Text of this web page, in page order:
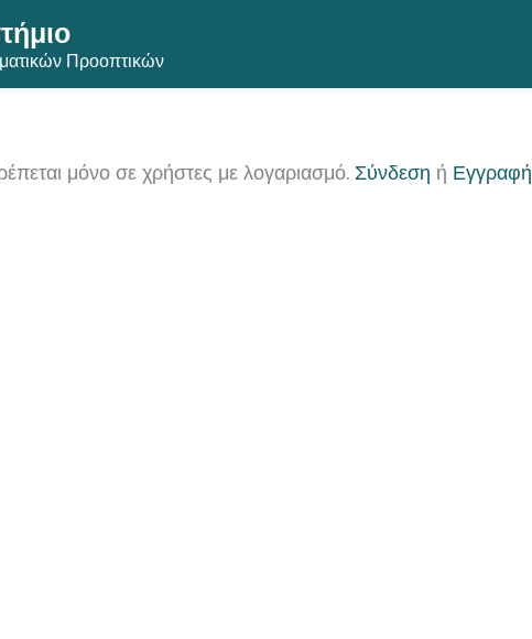
μόνο σε χρήστες με λογαριασμό. Σύνδεση ή Εγγραφή
Προοπτικών